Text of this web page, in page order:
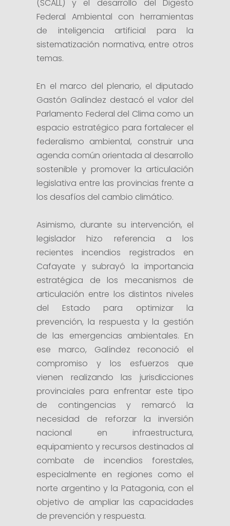
(SCALL) y el desarrollo del Digesto
Federal Ambiental con herramientas
de inteligencia artificial para la
sistematización normativa, entre otros
temas.
En el marco del plenario, el diputado
Gastón Galíndez destacó el valor del
Parlamento Federal del Clima como un
espacio estratégico para fortalecer el
federalismo ambiental, construir una
agenda común orientada al desarrollo
sostenible y promover la articulación
legislativa entre las provincias frente a
los desafíos del cambio climático.
Asimismo, durante su intervención, el
legislador hizo referencia a los
recientes incendios registrados en
Cafayate y subrayó la importancia
estratégica de los mecanismos de
articulación entre los distintos niveles
del Estado para optimizar la
prevención, la respuesta y la gestión
de las emergencias ambientales. En
ese marco, Galíndez reconoció el
compromiso y los esfuerzos que
vienen realizando las jurisdicciones
provinciales para enfrentar este tipo
de contingencias y remarcó la
necesidad de reforzar la inversión
nacional en infraestructura,
equipamiento y recursos destinados al
combate de incendios forestales,
especialmente en regiones como el
norte argentino y la Patagonia, con el
objetivo de ampliar las capacidades
de prevención y respuesta.